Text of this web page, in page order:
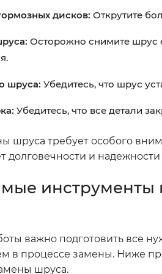
дисков: Открутите
Осторожно снимите шрус
шруса: Убедитесь, что шрус
Убедитесь, что все детали
шруса требует особого
долговечности и
важно подготовить все
в процессе замены. Ниже
шруса.